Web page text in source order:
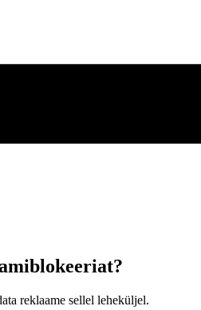
reklaame sellel leheküljel.